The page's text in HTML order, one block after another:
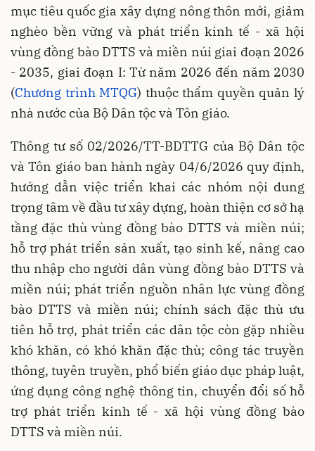
mục tiêu quốc gia xây dựng nông thôn mới, giảm
nghèo bền vững và phát triển kinh tế - xã hội
vùng đồng bào DTTS và miền núi giai đoạn 2026
- 2035, giai đoạn I: Từ năm 2026 đến năm 2030
(Chương trình MTQG) thuộc thẩm quyền quản lý
nhà nước của Bộ Dân tộc và Tôn giáo.
Thông tư số 02/2026/TT-BDTTG của Bộ Dân tộc
và Tôn giáo ban hành ngày 04/6/2026 quy định,
hướng dẫn việc triển khai các nhóm nội dung
trọng tâm về đầu tư xây dựng, hoàn thiện cơ sở hạ
tầng đặc thù vùng đồng bào DTTS và miền núi;
hỗ trợ phát triển sản xuất, tạo sinh kế, nâng cao
thu nhập cho người dân vùng đồng bào DTTS và
miền núi; phát triển nguồn nhân lực vùng đồng
bào DTTS và miền núi; chính sách đặc thù ưu
tiên hỗ trợ, phát triển các dân tộc còn gặp nhiều
khó khăn, có khó khăn đặc thù; công tác truyền
thông, tuyên truyền, phổ biến giáo dục pháp luật,
ứng dụng công nghệ thông tin, chuyển đổi số hỗ
trợ phát triển kinh tế - xã hội vùng đồng bào
DTTS và miền núi.